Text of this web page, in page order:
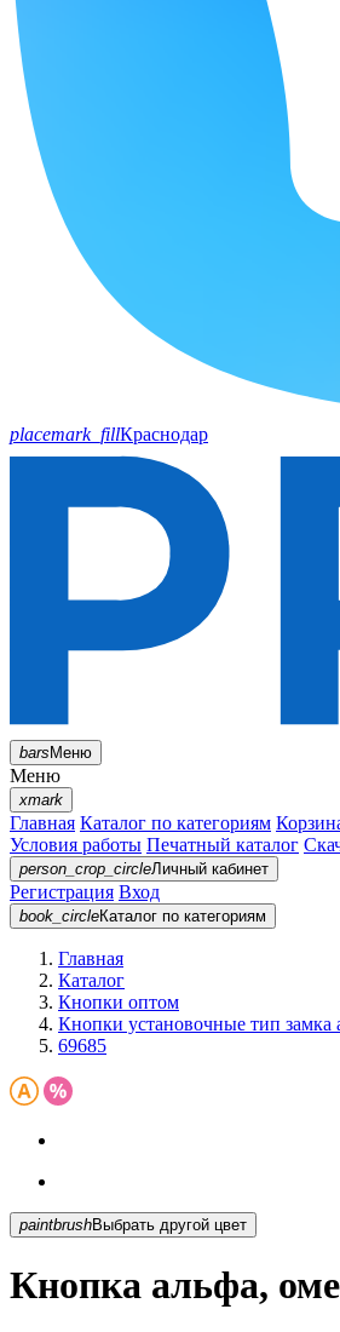
placemark_fillКраснодар
barsМеню
Меню
xmark
Главная Каталог по категориям
Условия работы Печатный каталог
person_crop_circleЛичный кабинет
Регистрация Вход
book_circleКаталог по категориям
Главная
Каталог
Кнопки оптом
Кнопки установочные тип замка
69685
paintbrush Выбрать другой цвет
Кнопка альфа,